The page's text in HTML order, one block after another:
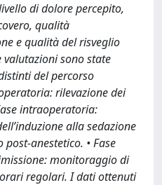
di dolore percepito,
qualità
e qualità del risveglio
valutazioni sono state
del percorso
rilevazione dei
intraoperatoria:
alla sedazione
anestetico. • Fase
monitoraggio di
regolari. I dati ottenuti